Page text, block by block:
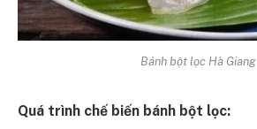
Bánh bột lọc Hà Giang
Quá trình chế biến bánh bột lọc: